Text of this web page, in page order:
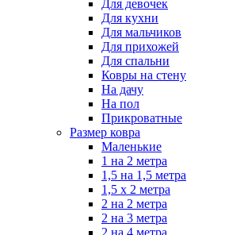
Для девочек
Для кухни
Для мальчиков
Для прихожей
Для спальни
Ковры на стену
На дачу
На пол
Прикроватные
Размер ковра
Маленькие
1 на 2 метра
1,5 на 1,5 метра
1,5 х 2 метра
2 на 2 метра
2 на 3 метра
2 на 4 метра